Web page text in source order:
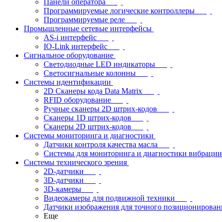
Панели оператора
Программируемые логические контроллеры
Программируемые реле
Промышленные сетевые интерфейсы
AS-i интерфейс
IO-Link интерфейс
Сигнальное оборудование
Светодиодные LED индикаторы
Светосигнальные колонны
Системы идентификации
2D Сканеры кода Data Matrix
RFID оборудование
Ручные сканеры 2D штрих-кодов
Сканеры 1D штрих-кодов
Сканеры 2D штрих-кодов
Системы мониторинга и диагностики
Датчики контроля качества масла
Системы для мониторинга и диагностики вибрации
Системы технического зрения
2D-датчики
3D-датчики
3D-камеры
Видеокамеры для подвижной техники
Датчики изображения для точного
Еще